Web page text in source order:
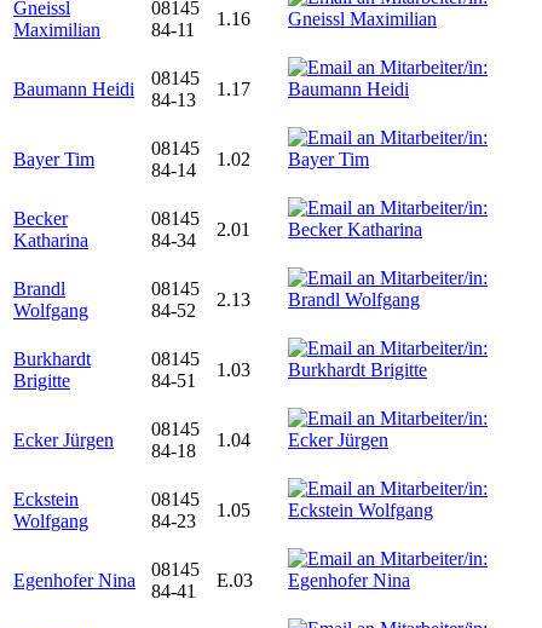
Gneissl
Maximilian
08145
84-11
1.16
Baumann Heidi
08145
84-13
1.17
Bayer Tim
08145
84-14
1.02
Becker
Katharina
08145
84-34
2.01
Brandl
Wolfgang
08145
84-52
2.13
Burkhardt
Brigitte
08145
84-51
1.03
Ecker Jürgen
08145
84-18
1.04
Eckstein
Wolfgang
08145
84-23
1.05
Egenhofer Nina
08145
84-41
E.03